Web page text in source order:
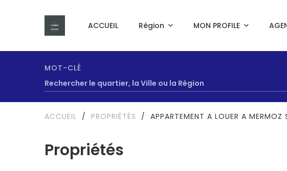
ACCUEIL Région MON PROFILE
MOT-CLÉ
Propriétés
ACCUEIL / PROPRIÉTÉS / APPARTEMENT A LOUER A